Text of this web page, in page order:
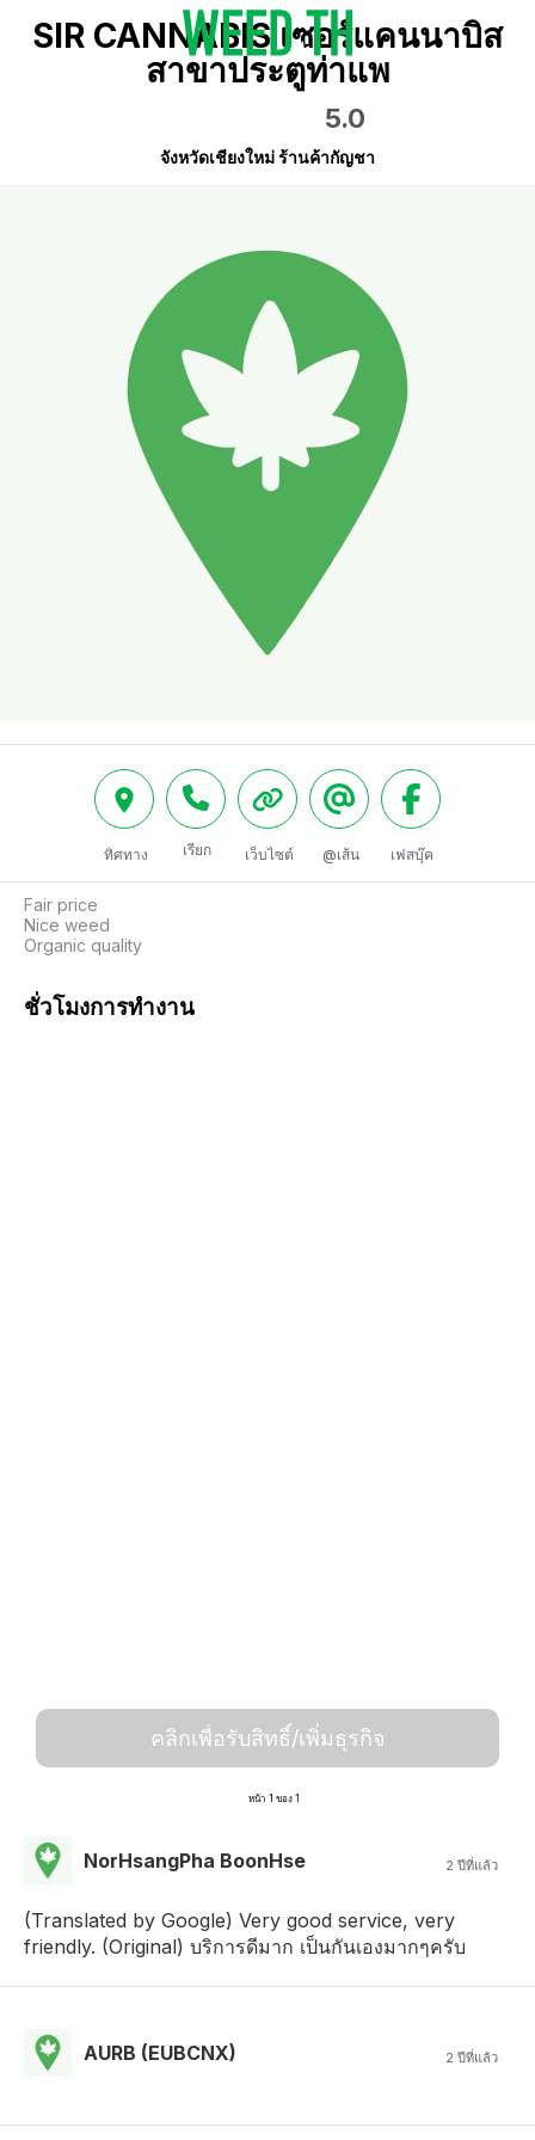
SIR CANNABIS เซอร์แคนนาบิส
สาขาประตูท่าแพ
5.0
จังหวัดเชียงใหม่ ร้านค้ากัญชา
ทิศทาง เรียก เว็บไซต์ @เส้น เฟสบุ๊ค
Fair price
Nice weed
Organic quality
ชั่วโมงการทำงาน
คลิกเพื่อรับสิทธิ์/เพิ่มธุรกิจ
หน้า 1 ของ 1
NorHsangPha BoonHse 2 ปีที่แล้ว
(Translated by Google) Very good service, very
friendly. (Original) บริการดีมาก เป็นกันเองมากๆครับ
AURB (EUBCNX) 2 ปีที่แล้ว